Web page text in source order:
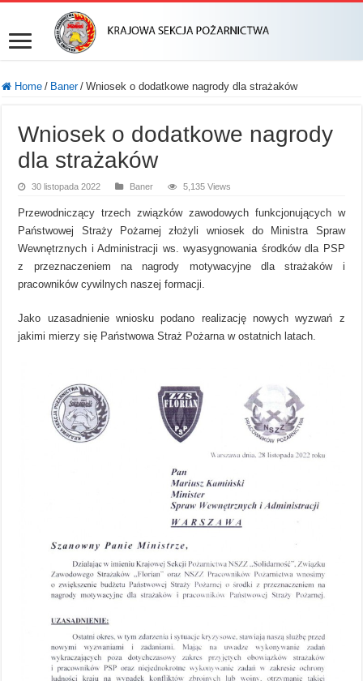
Home / Baner / Wniosek o dodatkowe nagrody dla strażaków
Wniosek o dodatkowe nagrody
dla strażaków
30 listopada 2022 Baner 5,135 Views
Przewodniczący trzech związków zawodowych funkcjonujących w
Państwowej Straży Pożarnej złożyli wniosek do Ministra Spraw
Wewnętrznych i Administracji ws. wyasygnowania środków dla PSP
z przeznaczeniem na nagrody motywacyjne dla strażaków i
pracowników cywilnych naszej formacji.
Jako uzasadnienie wniosku podano realizację nowych wyzwań z
jakimi mierzy się Państwowa Straż Pożarna w ostatnich latach.